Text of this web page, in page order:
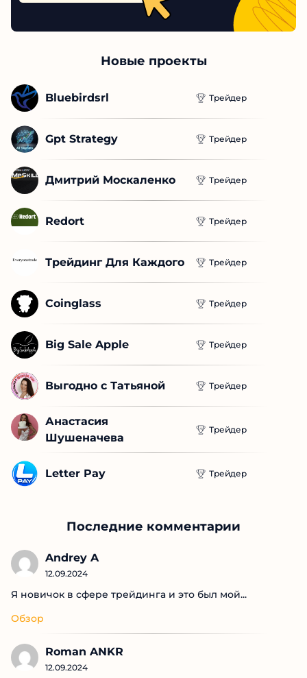
Новые проекты
Bluebirdsrl Трейдер
Gpt Strategy Трейдер
Дмитрий Москаленко Трейдер
Redort Трейдер
Трейдинг Для Каждого Трейдер
Coinglass Трейдер
Big Sale Apple Трейдер
Выгодно с Татьяной Трейдер
Анастасия
Шушеначева
Трейдер
Letter Pay Трейдер
Последние комментарии
Andrey A
12.09.2024
Я новичок в сфере трейдинга и это был мой...
Обзор
Roman ANKR
12.09.2024